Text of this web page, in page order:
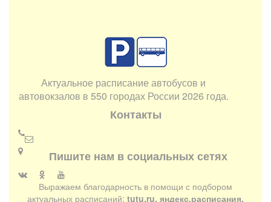
Актуальное расписание автобусов и
автовокзалов в 550 городах России 2026 года.
Контакты
Пишите нам в социальных сетях
Выражаем благодарность в помощи с подбором
актуальных расписаний: tutu.ru, яндекс.расписания,